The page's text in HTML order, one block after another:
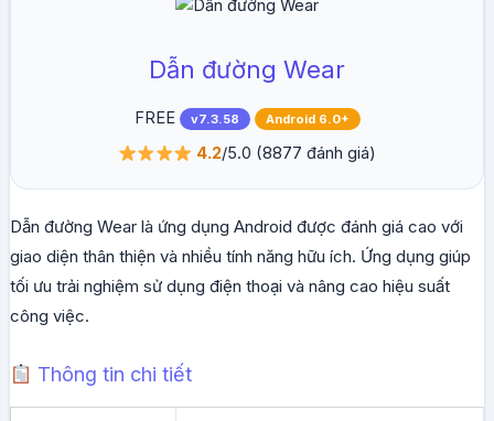
Dẫn đường Wear
FREE v7.3.58 Android 6.0+
4.2/5.0 (8877 đánh giá)
Dẫn đường Wear là ứng dụng Android được đánh giá cao với
giao diện thân thiện và nhiều tính năng hữu ích. Ứng dụng giúp
tối ưu trải nghiệm sử dụng điện thoại và nâng cao hiệu suất
công việc.
Thông tin chi tiết